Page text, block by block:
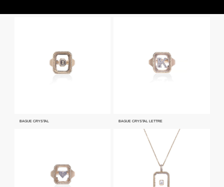
BAGUE CRYSTAL BAGUE CRYSTAL LETTRE